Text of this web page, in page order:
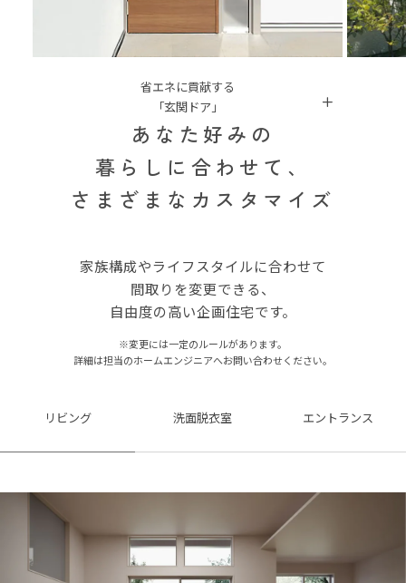
省エネに貢献する
「玄関ドア」
あなた好みの
暮らしに合わせて、
さまざまなカスタマイズ
家族構成やライフスタイルに合わせて
間取りを変更できる、
自由度の高い企画住宅です。
※変更には一定のルールがあります。
詳細は担当のホームエンジニアへお問い合わせください。
リビング 洗面脱衣室 エントランス